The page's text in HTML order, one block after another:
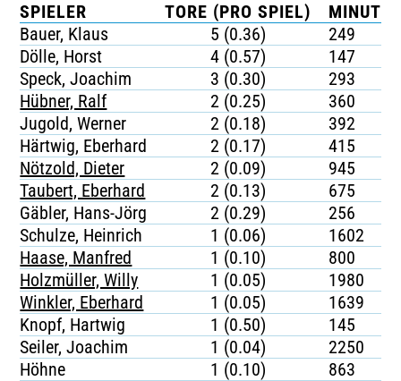
SPIELER TORE (PRO SPIEL)
Bauer, Klaus
5 (0.36)
249
Dölle, Horst
4 (0.57)
147
Speck, Joachim
3 (0.30)
293
Hübner, Ralf
2 (0.25)
360
Jugold, Werner
2 (0.18)
392
Härtwig, Eberhard
2 (0.17)
415
Nötzold, Dieter
2 (0.09)
945
Taubert, Eberhard
2 (0.13)
675
Gäbler, Hans-Jörg
2 (0.29)
256
Schulze, Heinrich
1 (0.06)
1602
Haase, Manfred
1 (0.10)
800
Holzmüller, Willy
1 (0.05)
1980
Winkler, Eberhard
1 (0.05)
1639
Knopf, Hartwig
1 (0.50)
145
Seiler, Joachim
1 (0.04)
2250
Höhne
1 (0.10) 863